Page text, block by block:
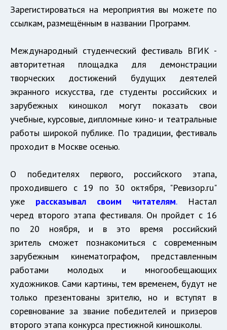
Зарегистироваться на мероприятия вы можете по
ссылкам, размещённым в названии Программ.
Международный студенческий фестиваль ВГИК -
авторитетная площадка для демонстрации
творческих достижений будущих деятелей
экранного искусства, где студенты российских и
зарубежных киношкол могут показать свои
учебные, курсовые, дипломные кино- и театральные
работы широкой публике. По традиции, фестиваль
проходит в Москве осенью.
О победителях первого, российского этапа,
проходившего с 19 по 30 октября, "Ревизор.ru"
уже рассказывал своим читателям.
Настал
черед второго этапа фестиваля. Он пройдет с 16
по 20 ноября, и в это время российский
зритель сможет познакомиться с современным
зарубежным кинематографом, представленным
работами молодых и многообещающих
художников. Сами картины, тем временем, будут не
только презентованы зрителю, но и вступят в
соревнование за звание победителей и призеров
второго этапа конкурса престижной киношколы.